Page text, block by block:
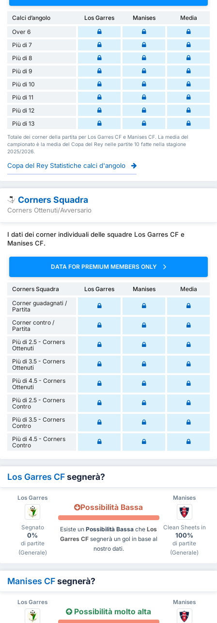
Calci d’angolo Los Garres Manises
Media
Over 6
Più di 7
Più di 8
Più di 9
Più di 10
Più di 11
Più di 12
Più di 13
Totale dei corner della partita per Los Garres CF e Manises CF. La media del
campionato è la media del Copa del Rey nelle partite 10 fatte nella stagione
2025/2026.
Copa del Rey Statistiche calci d'angolo
Corners Squadra
Corners Ottenuti/Avversario
I dati dei corner individuali delle squadre Los Garres CF e
Manises CF.
DATA FOR PREMIUM MEMBERS ONLY
Corners Squadra Los Garres Manises
Media
Corner guadagnati /
Partita
Corner contro /
Partita
Più di 2.5 - Corners
Ottenuti
Più di 3.5 - Corners
Ottenuti
Più di 4.5 - Corners
Ottenuti
Più di 2.5 - Corners
Contro
Più di 3.5 - Corners
Contro
Più di 4.5 - Corners
Contro
Los Garres CFsegnerà?
Los Garres Manises
Segnato
0%
di partite
(Generale)
Possibilità Bassa
Esiste un Possibilità Bassa che Los
Garres CFsegnerà un gol in base al
nostro dati.
Clean Sheets in
100%
di partite
(Generale)
Manises CFsegnerà?
Los Garres Manises
Possibilità molto alta